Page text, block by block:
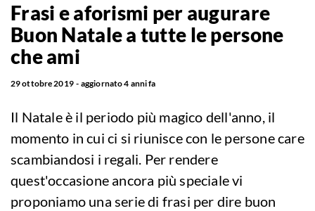
Frasi e aforismi per augurare
Buon Natale a tutte le persone
che ami
29 ottobre 2019 aggiornato4 anni fa
Il Natale è il periodo più magico dell'anno, il
momento in cui ci si riunisce con le persone care
scambiandosi i regali. Per rendere
quest'occasione ancora più speciale vi
proponiamo una serie di frasi per dire buon